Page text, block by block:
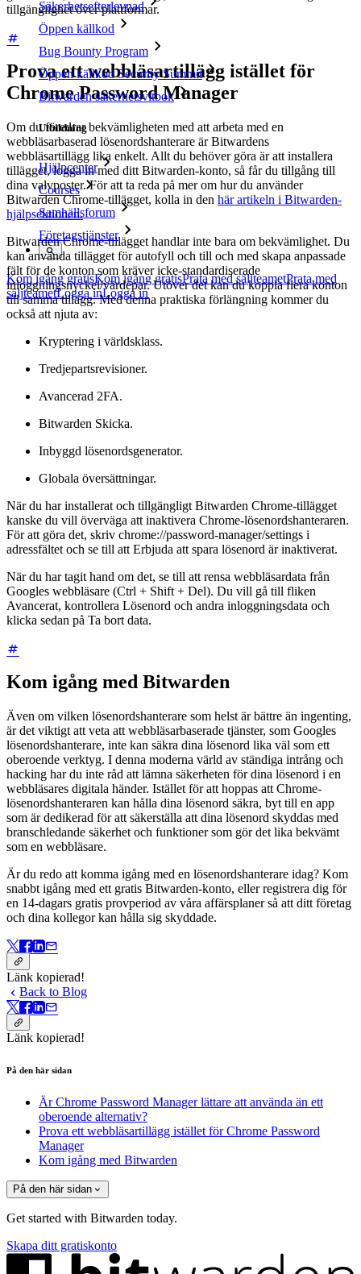
Säkerhetsefterlevnad
Öppen källkod
Bug Bounty Program
Öppen källkod Security Summit
Bitwarden säkerhetsvitbok
Utbildning
Hjälpcenter
Courses
Samhällsforum
Företagstjänster
Kom igång gratisKom igång gratisPrata med säljteametPrata med
säljteametLogga inLogga in
tillgänglighet över plattformar.
Prova ett webbläsartillägg istället för
Chrome Password Manager
Om du föredrar bekvämligheten med att arbeta med en
webbläsarbaserad lösenordshanterare är Bitwardens
webbläsartillägg lika enkelt. Allt du behöver göra är att installera
tillägget, logga in med ditt Bitwarden-konto, så får du tillgång till
dina valvposter. För att ta reda på mer om hur du använder
Bitwarden Chrome-tillägget, kolla in den här artikeln i Bitwarden-
hjälpsektionen.
Bitwarden Chrome-tillägget handlar inte bara om bekvämlighet. Du
kan använda tillägget för autofyll och till och med skapa anpassade
fält för de konton som kräver icke-standardiserade
inloggningsnyckel/värdepar. Utöver det kan du koppla flera konton
till samma tillägg. Med denna praktiska förlängning kommer du
också att njuta av:
Kryptering i världsklass.
Tredjepartsrevisioner.
Avancerad 2FA.
Bitwarden Skicka.
Inbyggd lösenordsgenerator.
Globala översättningar.
När du har installerat och tillgängligt Bitwarden Chrome-tillägget
kanske du vill överväga att inaktivera Chrome-lösenordshanteraren.
För att göra det, skriv chrome://password-manager/settings i
adressfältet och se till att Erbjuda att spara lösenord är inaktiverat.
När du har tagit hand om det, se till att rensa webbläsardata från
Googles webbläsare (Ctrl + Shift + Del). Du vill gå till fliken
Avancerat, kontrollera Lösenord och andra inloggningsdata och
klicka sedan på Ta bort data.
Kom igång med Bitwarden
Även om vilken lösenordshanterare som helst är bättre än ingenting,
är det viktigt att veta att webbläsarbaserade tjänster, som Googles
lösenordshanterare, inte kan säkra dina lösenord lika väl som ett
oberoende verktyg. I denna moderna värld av ständiga intrång och
hacking har du inte råd att lämna säkerheten för dina lösenord i en
webbläsares digitala händer. Istället för att hoppas att Chrome-
lösenordshanteraren kan hålla dina lösenord säkra, byt till en app
som är dedikerad för att säkerställa att dina lösenord skyddas med
branschledande säkerhet och funktioner som gör det lika bekvämt
som en webbläsare.
Är du redo att komma igång med en lösenordshanterare idag? Kom
snabbt igång med ett gratis Bitwarden-konto, eller registrera dig för
en 14-dagars gratis provperiod av våra affärsplaner så att ditt företag
och dina kollegor kan hålla sig skyddade.
Länk kopierad!
Back to Blog
Länk kopierad!
På den här sidan
Är Chrome Password Manager lättare att använda än ett
oberoende alternativ?
Prova ett webbläsartillägg istället för Chrome Password
Manager
Kom igång med Bitwarden
På den här sidan
Get started with Bitwarden today.
Skapa ditt gratiskonto